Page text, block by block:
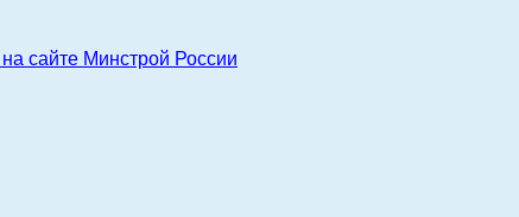
Минстрой России